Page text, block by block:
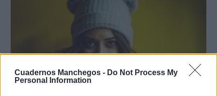
Cuadernos Manchegos - Do Not Process My
Personal Information